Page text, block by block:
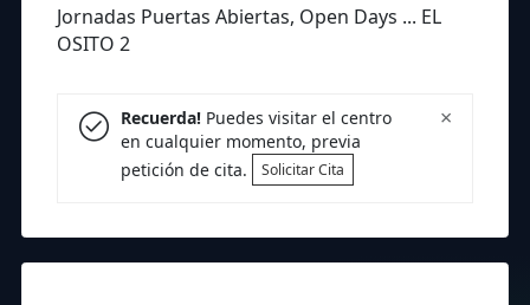
Jornadas Puertas Abiertas, Open Days ... EL
OSITO 2
×
Recuerda!Puedes visitar el centro
en cualquier momento, previa
petición de cita.
Solicitar Cita